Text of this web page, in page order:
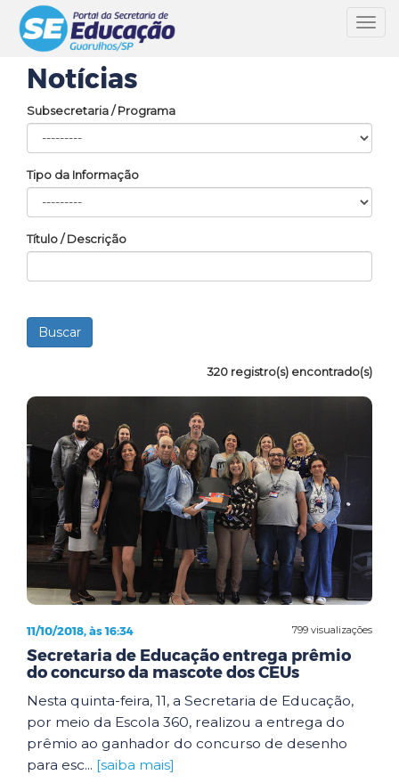
Notícias
Subsecretaria / Programa
Tipo da Informação
Título / Descrição
320 registro(s) encontrado(s)
799 visualizações
11/10/2018, às 16:34
Secretaria de Educação entrega prêmio
do concurso da mascote dos CEUs
Nesta quinta-feira, 11, a Secretaria de Educação,
por meio da Escola 360, realizou a entrega do
prêmio ao ganhador do concurso de desenho
para esc... [saiba mais]